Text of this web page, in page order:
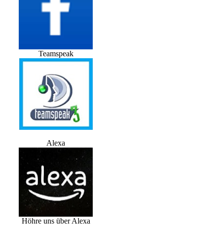
Teamspeak
Alexa
Höhre uns über Alexa